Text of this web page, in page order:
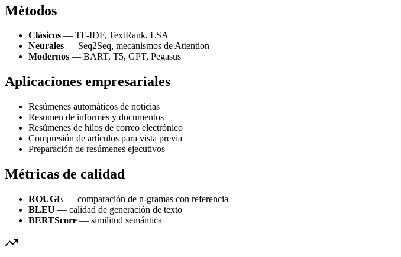
Métodos
Clásicos — TF-IDF, TextRank, LSA
Neurales — Seq2Seq, mecanismos de Attention
Modernos — BART, T5, GPT, Pegasus
Aplicaciones empresariales
Resúmenes automáticos de noticias
Resumen de informes y documentos
Resúmenes de hilos de correo electrónico
Compresión de artículos para vista previa
Preparación de resúmenes ejecutivos
Métricas de calidad
ROUGE — comparación de n-gramas con referencia
BLEU — calidad de generación de texto
BERTScore — similitud semántica